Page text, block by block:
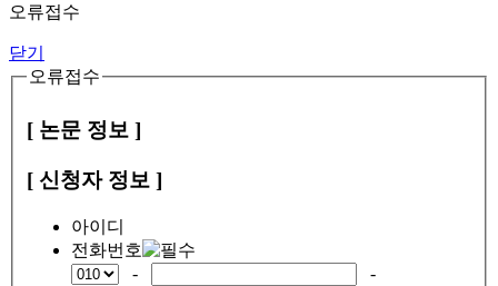
오류접수
닫기
오류접수
[ 논문 정보 ]
[ 신청자 정보 ]
아이디
전화번호
-
-